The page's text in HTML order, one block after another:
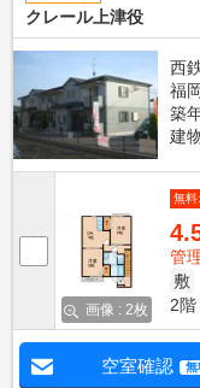
クレール上津役
西
福
築
建
画像 : 2枚
無料
管
敷
2階
空室確認 無